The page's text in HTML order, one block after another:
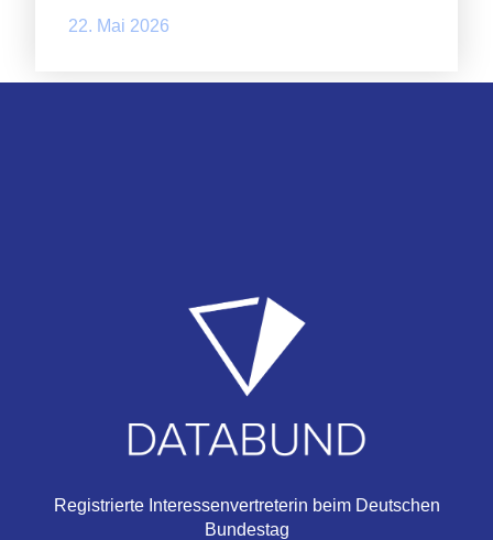
22. Mai 2026
Registrierte Interessenvertreterin beim Deutschen
Bundestag